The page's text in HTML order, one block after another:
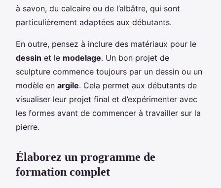
à savon, du calcaire ou de l’albâtre, qui sont
particulièrement adaptées aux débutants.
En outre, pensez à inclure des matériaux pour le
dessin et le modelage. Un bon projet de
sculpture commence toujours par un dessin ou un
modèle en argile. Cela permet aux débutants de
visualiser leur projet final et d’expérimenter avec
les formes avant de commencer à travailler sur la
pierre.
Élaborez un programme de
formation complet